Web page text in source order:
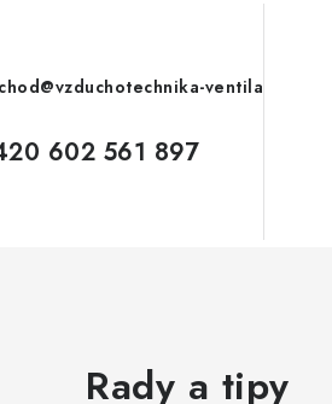
@vzduchotechnika-ventila
602 561 897
Rady a tipy